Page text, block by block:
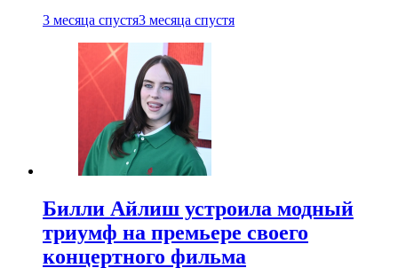
3 месяца спустя3 месяца спустя
Билли Айлиш устроила модный
триумф на премьере своего
концертного фильма